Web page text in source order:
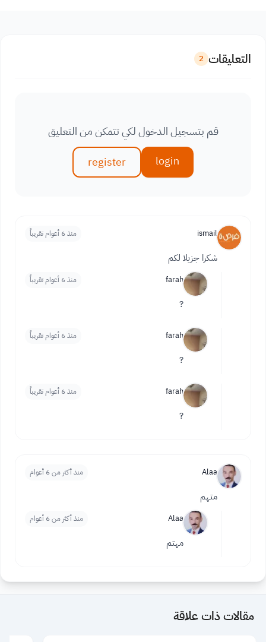
التعليقات 2
قم بتسجيل الدخول لكي تتمكن من التعليق
login
register
ismail منذ 6 أعوام تقريباً
شكرا جزيلا لكم
farah منذ 6 أعوام تقريباً
?
farah منذ 6 أعوام تقريباً
?
farah منذ 6 أعوام تقريباً
?
Alaa منذ أكثر من 6 أعوام
متهم
Alaa منذ أكثر من 6 أعوام
مهتم
مقالات ذات علاقة